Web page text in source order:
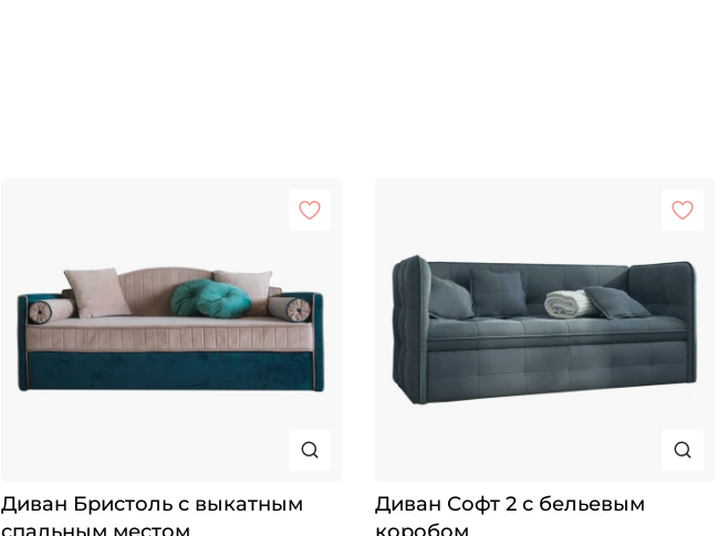
Диван Бристоль с выкатным
спальным местом
Диван Софт 2 с бельевым
коробом